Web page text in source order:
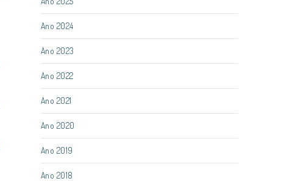
Ano 2024
Ano 2023
Ano 2022
Ano 2021
Ano 2020
Ano 2019
Ano 2018